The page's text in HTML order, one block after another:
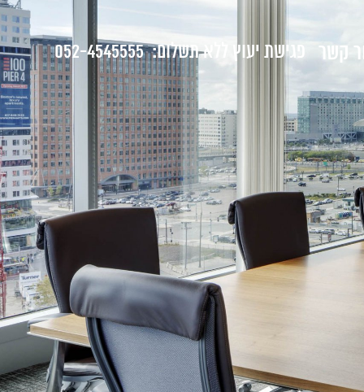
קשר פגישת יעוץ ללא תשלום: 052-4545555